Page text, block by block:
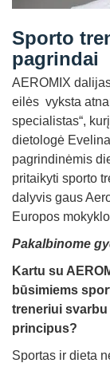
Straipsniai
Sėkmės istorijos
Atsiliepimai
Kontaktai
Sporto
pagrindai
AEROMIX
eilės vyksta
specialistas“,
dietologė
pagrindinėmis
pritaikyti sporto
dalyvis gaus
Europos
Pakalbinome
Kartu su
būsimiems
treneriui
principus?
Sportas ir dieta